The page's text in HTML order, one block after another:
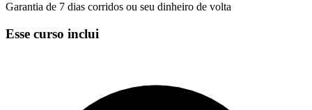
Garantia de 7 dias corridos ou seu dinheiro de volta
Esse curso inclui